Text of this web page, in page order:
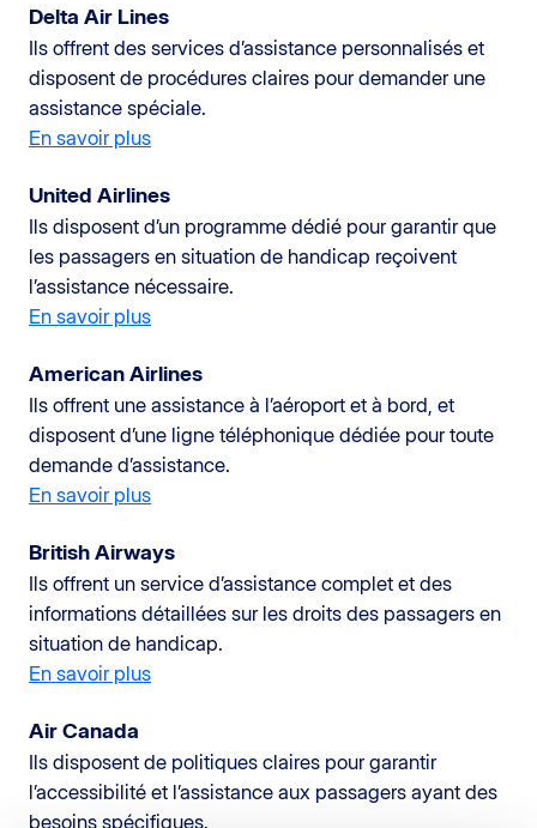
Delta Air Lines
Ils offrent des services d’assistance personnalisés et
disposent de procédures claires pour demander une
assistance spéciale.
En savoir plus
United Airlines
Ils disposent d’un programme dédié pour garantir que
les passagers en situation de handicap reçoivent
l’assistance nécessaire.
En savoir plus
American Airlines
Ils offrent une assistance à l’aéroport et à bord, et
disposent d’une ligne téléphonique dédiée pour toute
demande d’assistance.
En savoir plus
British Airways
Ils offrent un service d’assistance complet et des
informations détaillées sur les droits des passagers en
situation de handicap.
En savoir plus
Air Canada
Ils disposent de politiques claires pour garantir
l’accessibilité et l’assistance aux passagers ayant des
besoins spécifiques.